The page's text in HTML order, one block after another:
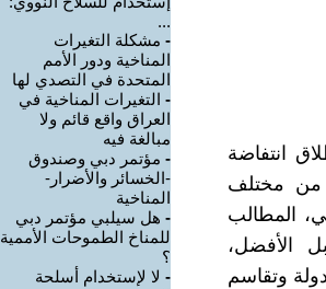
انتفاضة
من مختلف
المطالب
الأفضل،
وتقاسم
...
- مشكلة التغيرات
المناخية ودور الأمم
المتحدة في التصدي لها
- التغيرات المناخية في
العراق واقع قائم ولا
مبالغة فيه
- مؤتمر دبي وصندوق
-الخسائر والأضرار-
المناخية
- هل سيلبي مؤتمر دبي
للمناخ الطموحات الأممية
؟
- لا لإستخدام أسلحة